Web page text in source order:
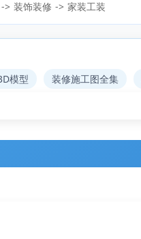
-> 装饰装修 -> 家装工装
模型 装修施工图全集